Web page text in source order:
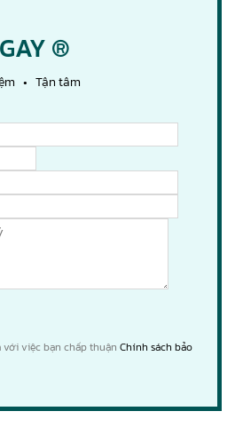
®
• Tận tâm
việc bạn chấp thuận Chính sách bảo